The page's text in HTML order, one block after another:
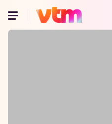
Oeps, browser